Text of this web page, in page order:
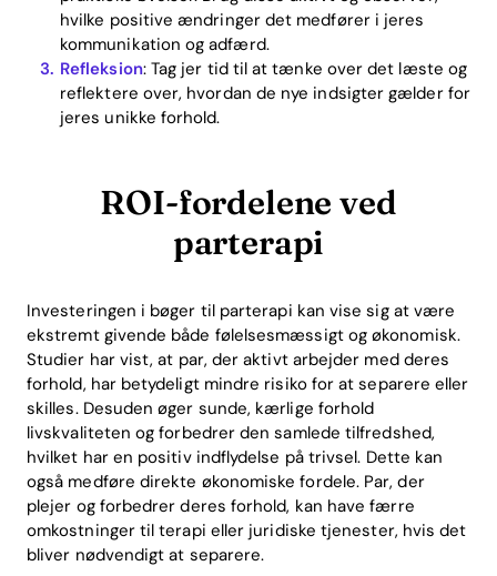
Blog
Download
hvilke positive ændringer det medfører i jeres
kommunikation og adfærd.
Refleksion: Tag jer tid til at tænke over det læste og
reflektere over, hvordan de nye indsigter gælder for
jeres unikke forhold.
ROI-fordelene ved
parterapi
Investeringen i bøger til parterapi kan vise sig at være
ekstremt givende både følelsesmæssigt og økonomisk.
Studier har vist, at par, der aktivt arbejder med deres
forhold, har betydeligt mindre risiko for at separere eller
skilles. Desuden øger sunde, kærlige forhold
livskvaliteten og forbedrer den samlede tilfredshed,
hvilket har en positiv indflydelse på trivsel. Dette kan
også medføre direkte økonomiske fordele. Par, der
plejer og forbedrer deres forhold, kan have færre
omkostninger til terapi eller juridiske tjenester, hvis det
bliver nødvendigt at separere.